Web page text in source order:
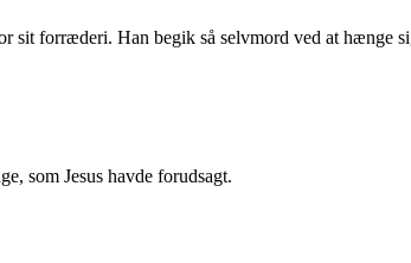
sit forræderi. Han begik så selvmord ved at hænge
som Jesus havde forudsagt.